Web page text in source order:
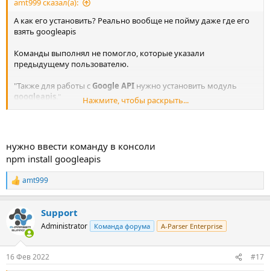
amt999 сказал(а):
А как его установить? Реально вообще не пойму даже где его
взять googleapis
Команды выполнял не помогло, которые указали
предыдущему пользователю.
"Также для работы с Google API нужно установить модуль
googleapis ."
Можно показать, что куда скопировать.
Нажмите, чтобы раскрыть...
нужно ввести команду в консоли
npm install googleapis
Р
е
к
ц
и
amt999
Support
Administrator Команда форума A-Parser Enterprise
16 Фев 2022 #17